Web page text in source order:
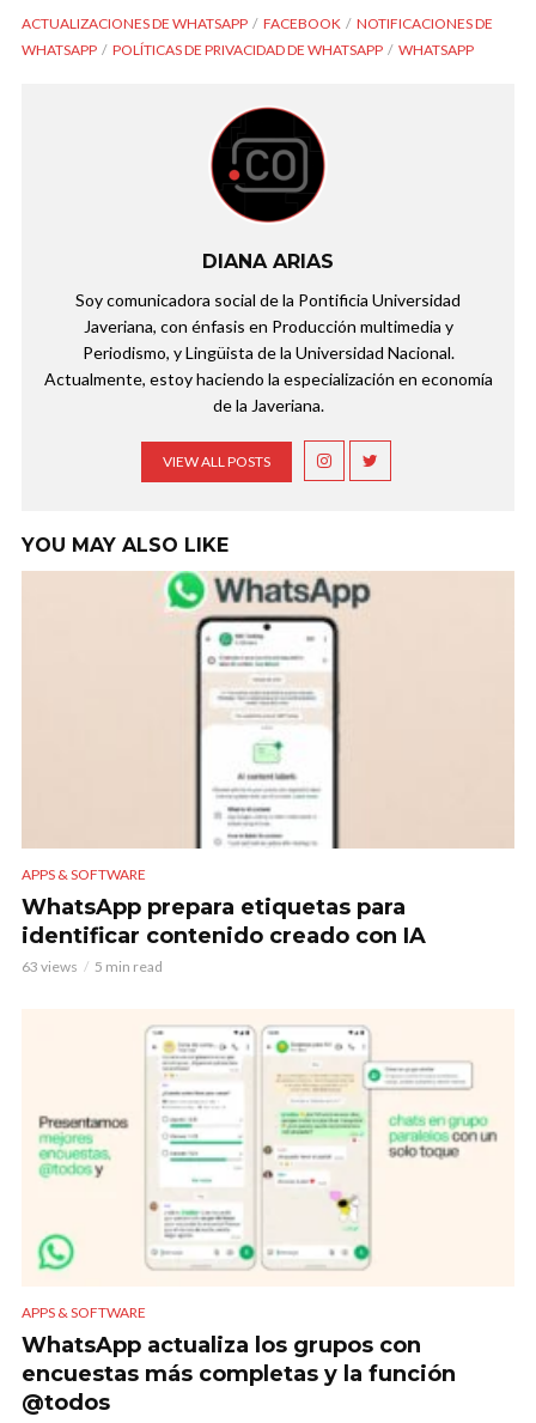
ACTUALIZACIONES DE WHATSAPP FACEBOOK
NOTIFICACIONES DE
WHATSAPP
POLÍTICAS DE PRIVACIDAD DE WHATSAPP WHATSAPP
DIANA ARIAS
Soy comunicadora social de la Pontificia Universidad
Javeriana, con énfasis en Producción multimedia y
Periodismo, y Lingüista de la Universidad Nacional.
Actualmente, estoy haciendo la especialización en economía
de la Javeriana.
VIEW ALL POSTS
YOU MAY ALSO LIKE
APPS & SOFTWARE
WhatsApp prepara etiquetas para
identificar contenido creado con IA
63 views 5 min read
APPS & SOFTWARE
WhatsApp actualiza los grupos con
encuestas más completas y la función
@todos